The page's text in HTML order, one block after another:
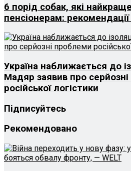
6 порід собак, які
пенсіонерам: рекомендації
Україна наближається до
Мадяр заявив про
російської логістики
Підписуйтесь
Рекомендовано